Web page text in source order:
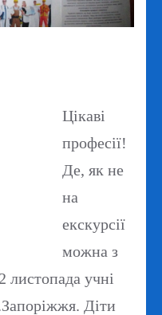
Цікаві
професії!
Де, як не
на
екскурсії
можна з
учні
Діти